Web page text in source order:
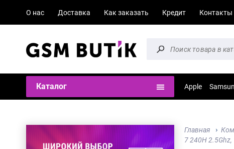
О нас Доставка Как заказать Кредит Контакты
Каталог Apple
Главная
7 240H 2.5Ghz,